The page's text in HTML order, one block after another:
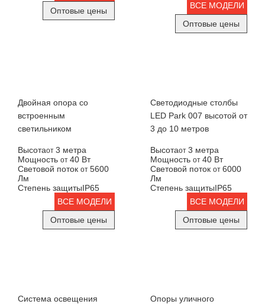
Оптовые цены
ВСЕ МОДЕЛИ
Оптовые цены
Двойная опора со
встроенным
светильником
Высотаот 3 метра
Мощность от 40 Вт
Световой поток от 5600
Лм
Степень защитыIP65
ВСЕ МОДЕЛИ
Оптовые цены
Светодиодные столбы
LED Park 007 высотой от
3 до 10 метров
Высотаот 3 метра
Мощность от 40 Вт
Световой поток от 6000
Лм
Степень защитыIP65
ВСЕ МОДЕЛИ
Оптовые цены
Система освещения
Опоры уличного